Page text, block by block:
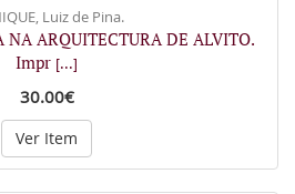
Luiz de Pina.
NA ARQUITECTURA DE ALVITO.
Impr [...]
30.00€
Ver Item